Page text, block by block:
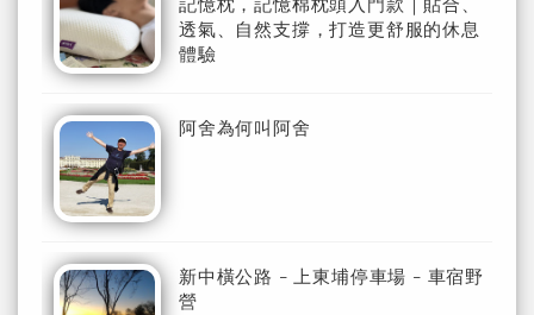
透氣、自然支撐，打造更舒服的休息
體驗
阿舍為何叫阿舍
新中橫公路 - 上東埔停車場 - 車宿野
營